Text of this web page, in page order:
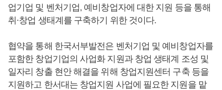
업기업 및 벤처기업, 예비창업자에 대한 지원 등을 통해
취·창업 생태계를 구축하기 위한 것이다.
협약을 통해 한국서부발전은 벤처기업 및 예비창업자를
포함한 창업기업의 사업화 지원과 창업 생태계 조성 및
일자리 창출 현안 해결을 위해 창업지원센터 구축 등을
지원하고 한서대는 창업지원 사업에 필요한 지원을 맡